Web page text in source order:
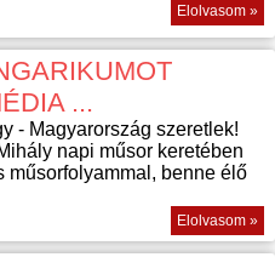
Elolvasom »
...
- Magyarország szeretlek!
napi műsor keretében
műsorfolyammal, benne élő
Elolvasom »